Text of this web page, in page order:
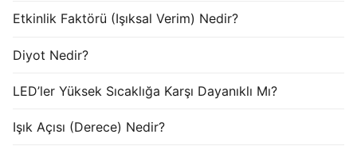
Etkinlik Faktörü (Işıksal Verim) Nedir?
Diyot Nedir?
LED’ler Yüksek Sıcaklığa Karşı Dayanıklı Mı?
Işık Açısı (Derece) Nedir?